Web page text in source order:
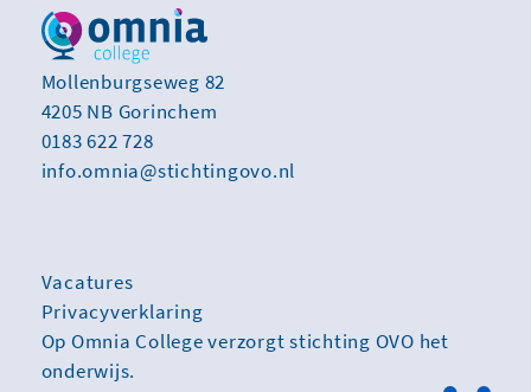
Mollenburgseweg 82
4205 NB Gorinchem
0183 622 728
info.omnia@stichtingovo.nl
Vacatures
Privacyverklaring
Op Omnia College verzorgt stichting OVO het
onderwijs.